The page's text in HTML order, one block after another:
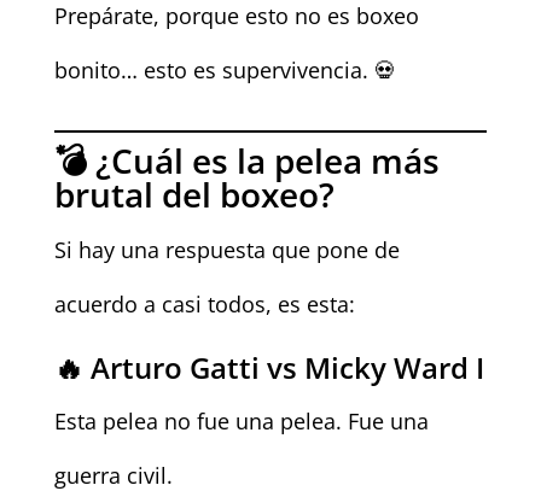
Prepárate, porque esto no es boxeo
bonito… esto es supervivencia. 💀
💣 ¿Cuál es la pelea más
brutal del boxeo?
Si hay una respuesta que pone de
acuerdo a casi todos, es esta:
🔥 Arturo Gatti vs Micky Ward I
Esta pelea no fue una pelea. Fue una
guerra civil.